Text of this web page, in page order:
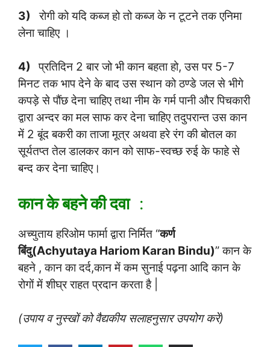
3)
रोगी को यदि कब्ज हो तो कब्ज के न टूटने तक एनिमा
लेना चाहिए ।
4)
प्रतिदिन 2 बार जो भी कान बहता हो, उस पर 5-7
मिनट तक भाप देने के बाद उस स्थान को ठण्डे जल से भीगे
कपड़े से पौंछ देना चाहिए तथा नीम के गर्म पानी और पिचकारी
द्वारा अन्दर का मल साफ कर देना चाहिए तदुपरान्त उस कान
में 2 बूंद बकरी का ताजा मूत्र अथवा हरे रंग की बोतल का
सूर्यतप्त तेल डालकर कान को साफ-स्वच्छ रुई के फाहे से
बन्द कर देना चाहिए।
कान के बहने की दवा:
अच्युताय हरिओम फार्मा द्वारा निर्मित “कर्ण
बिंदु(Achyutaya Hariom Karan Bindu)” कान के
बहने , कान का दर्द,कान में कम सुनाई पढ़ना आदि कान के
रोगों में शीघ्र राहत प्रदान करता है |
(उपाय व नुस्खों को वैद्यकीय सलाहनुसार उपयोग करें)